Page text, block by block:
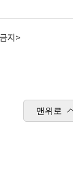
지>
맨위로